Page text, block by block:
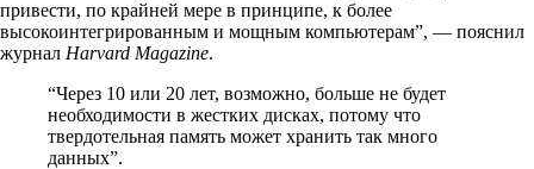
привести, по крайней мере в принципе, к более
высокоинтегрированным и мощным компьютерам”, — пояснил
журнал Harvard Magazine.
“Через 10 или 20 лет, возможно, больше не будет
необходимости в жестких дисках, потому что
твердотельная память может хранить так много
данных”.